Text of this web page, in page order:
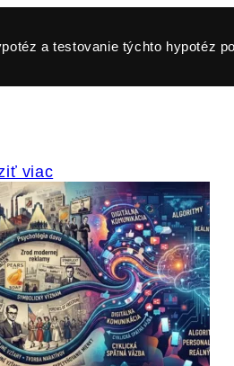
a testovanie týchto hypotéz
viac